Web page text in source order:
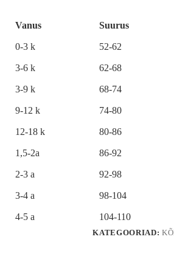
Vanus Suurus
0-3 k 52-62
3-6 k 62-68
3-9 k 68-74
9-12 k 74-80
12-18 k 80-86
1,5-2a 86-92
2-3 a 92-98
3-4 a 98-104
4-5 a 104-110
KATEGOORIAD: